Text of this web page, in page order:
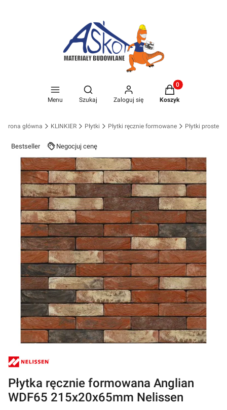
Menu
Otwórz wyszukiwarkę
Szukaj Zaloguj się
Produkty w
Koszyk
Strona główna KLINKIER Płytki Płytki ręcznie formowane Płytki proste
Bestseller Negocjuj cenę
Płytka ręcznie formowana Anglian
WDF65 215x20x65mm Nelissen